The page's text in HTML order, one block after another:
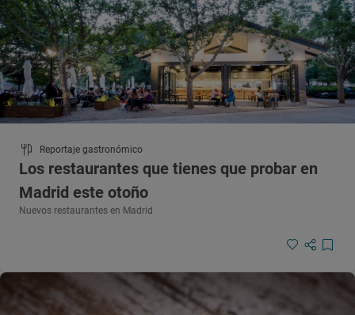
Reportaje gastronómico
Los restaurantes que tienes que probar en
Madrid este otoño
Nuevos restaurantes en Madrid